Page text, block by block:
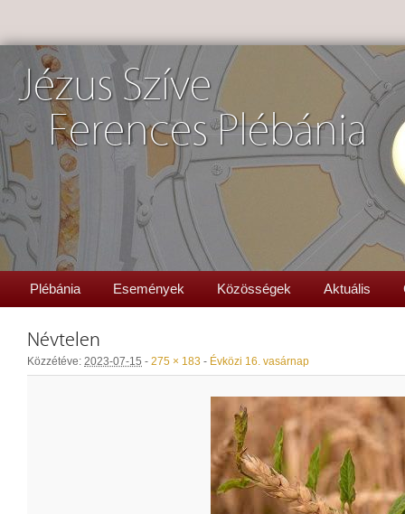
Jézus Szíve
Ferences Plébánia
Plébánia Események Közösségek Aktuális
Névtelen
Közzétéve: 2023-07-15 - 275 × 183 - Évközi 16. vasárnap